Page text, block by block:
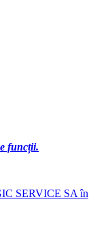
funcții.
SERVICE SA în